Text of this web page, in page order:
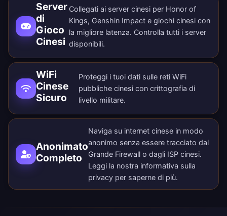
Server
di
Gioco
Cinesi
Collegati ai server cinesi per Honor of
Kings, Genshin Impact e giochi cinesi con
la migliore latenza. Controlla tutti i server
disponibili.
WiFi
Cinese
Sicuro
Proteggi i tuoi dati sulle reti WiFi
pubbliche cinesi con crittografia di
livello militare.
Anonimato
Completo
Naviga su internet cinese in modo
anonimo senza essere tracciato dal
Grande Firewall o dagli ISP cinesi.
Leggi la nostra informativa sulla
privacy per saperne di più.